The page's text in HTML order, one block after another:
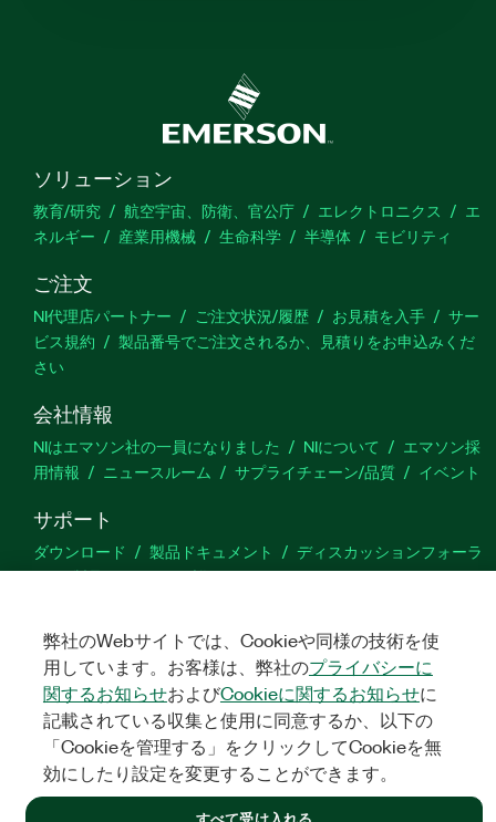
ソリューション
教育/研究 航空宇宙、防衛、官公庁 エレクトロニクス
エ
ネルギー
産業用機械 生命科学 半導体 モビリティ
ご注文
NI代理店パートナー ご注文状況/履歴 お見積を入手
サー
ビス規約
製品番号でご注文されるか、見積りをお申込みくだ
さい
会社情報
NIはエマソン社の一員になりました NIについて
エマソン採
用情報
ニュースルーム サプライチェーン/品質 イベント
サポート
ダウンロード 製品ドキュメント
ディスカッションフォーラ
ム
製品のアクティブ化 サポートリクエスト
サイトに関
TwitterYouTube
法令関連情報|IMPRINT|プライバシー|クッキーを管理する
NATIONAL INSTRUMENTS CORP. ALL RIGHTS RESERVED.
弊社のWebサイトでは、Cookieや同様の技術を使
用しています。お客様は、弊社のプライバシーに
関するお知らせおよびCookieに関するお知らせに
記載されている収集と使用に同意するか、以下の
「Cookieを管理する」をクリックしてCookieを無
効にしたり設定を変更することができます。